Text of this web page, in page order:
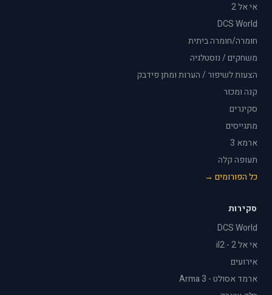
אי אל 2
DCS World
חומרה/חומרה ביתית
משחקים / נוסטלגיה
הצעות לשיפור / הערות ומתן פידבק
קנה ומכור
סקינרים
מתגייסים
ארמא 3
תעופה קלה
כל הפורומים →
סקירות
DCS World
אי אל 2 - il2
אירועים
ארמד אסולט - Arma 3